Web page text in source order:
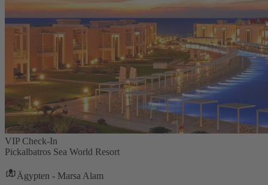
VIP Check-In
Pickalbatros Sea World Resort
Ägypten - Marsa Alam